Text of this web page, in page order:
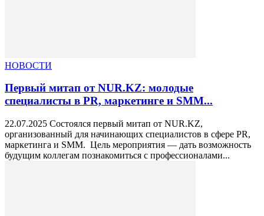
НОВОСТИ
Первый митап от NUR.KZ: молодые
специалисты в PR, маркетинге и SMM...
22.07.2025 Состоялся первый митап от NUR.KZ,
организованный для начинающих специалистов в сфере PR,
маркетинга и SMM. Цель мероприятия — дать возможность
будущим коллегам познакомиться с профессионалами...